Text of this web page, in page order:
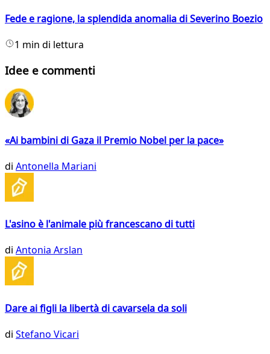
Fede e ragione, la splendida anomalia di Severino Boezio
1 min di lettura
Idee e commenti
«Ai bambini di Gaza il Premio Nobel per la pace»
di Antonella Mariani
L'asino è l'animale più francescano di tutti
di Antonia Arslan
Dare ai figli la libertà di cavarsela da soli
di Stefano Vicari